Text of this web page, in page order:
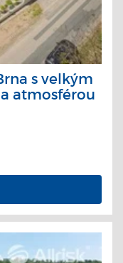
s velkým
atmosférou